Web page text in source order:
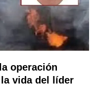
operación
vida del líder